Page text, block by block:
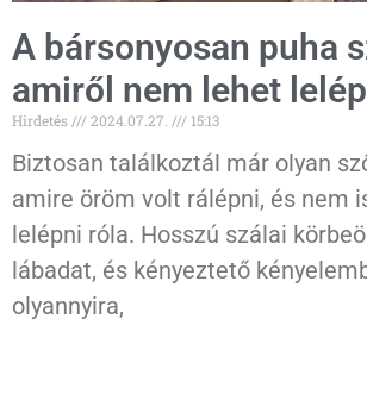
A bársonyosan puha
amiről nem lehet
Hirdetés 2024.07.27. 15:13
Biztosan találkoztál már olyan
amire öröm volt rálépni, és nem
lelépni róla. Hosszú szálai
lábadat, és kényeztető
olyannyira,